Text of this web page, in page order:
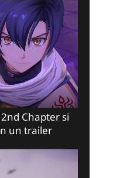
Chapter si
un trailer